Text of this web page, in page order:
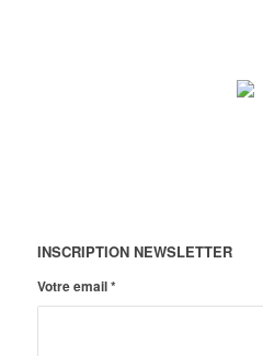
INSCRIPTION NEWSLETTER
Votre email*